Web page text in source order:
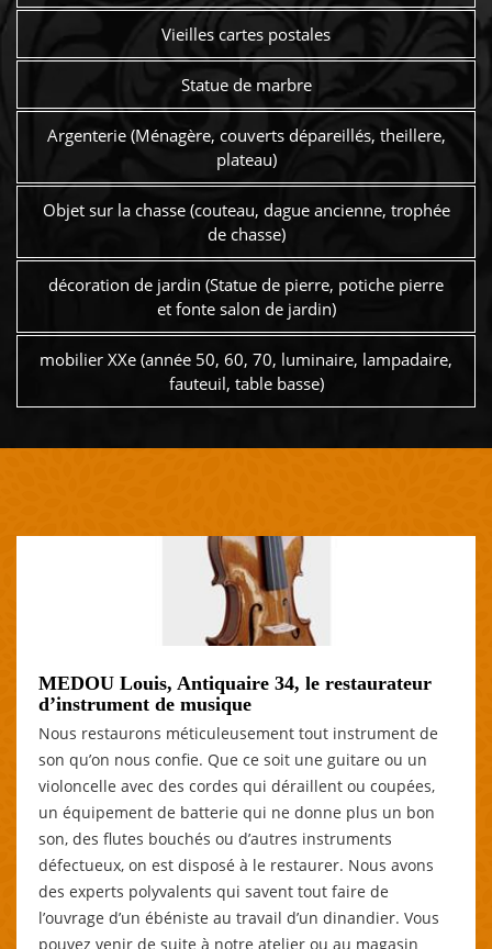
Vieilles cartes postales
Statue de marbre
Argenterie (Ménagère, couverts dépareillés, theillere,
plateau)
Objet sur la chasse (couteau, dague ancienne, trophée
de chasse)
décoration de jardin (Statue de pierre, potiche pierre
et fonte salon de jardin)
mobilier XXe (année 50, 60, 70, luminaire, lampadaire,
fauteuil, table basse)
MEDOU Louis, Antiquaire 34, le restaurateur
d’instrument de musique
Nous restaurons méticuleusement tout instrument de
son qu’on nous confie. Que ce soit une guitare ou un
violoncelle avec des cordes qui déraillent ou coupées,
un équipement de batterie qui ne donne plus un bon
son, des flutes bouchés ou d’autres instruments
défectueux, on est disposé à le restaurer. Nous avons
des experts polyvalents qui savent tout faire de
l’ouvrage d’un ébéniste au travail d’un dinandier. Vous
pouvez venir de suite à notre atelier ou au magasin